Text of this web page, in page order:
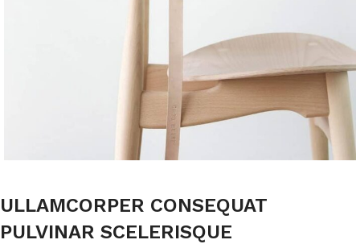
ULLAMCORPER CONSEQUAT
PULVINAR SCELERISQUE